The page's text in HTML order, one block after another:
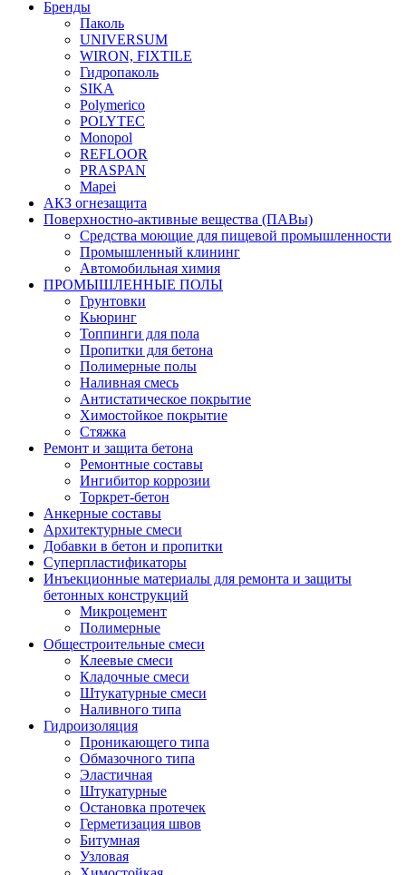
Бренды
Паколь
UNIVERSUM
WIRON, FIXTILE
Гидропаколь
SIKA
Polymerico
POLYTEC
Monopol
REFLOOR
PRASPAN
Mapei
АКЗ огнезащита
Поверхностно-активные вещества (ПАВы)
Средства моющие для пищевой промышленности
Промышленный клининг
Автомобильная химия
ПРОМЫШЛЕННЫЕ ПОЛЫ
Грунтовки
Кьюринг
Топпинги для пола
Пропитки для бетона
Полимерные полы
Наливная смесь
Антистатическое покрытие
Химостойкое покрытие
Стяжка
Ремонт и защита бетона
Ремонтные составы
Ингибитор коррозии
Торкрет-бетон
Анкерные составы
Архитектурные смеси
Добавки в бетон и пропитки
Суперпластификаторы
Инъекционные материалы для ремонта и защиты
бетонных конструкций
Микроцемент
Полимерные
Общестроительные смеси
Клеевые смеси
Кладочные смеси
Штукатурные смеси
Наливного типа
Гидроизоляция
Проникающего типа
Обмазочного типа
Эластичная
Штукатурные
Остановка протечек
Герметизация швов
Битумная
Узловая